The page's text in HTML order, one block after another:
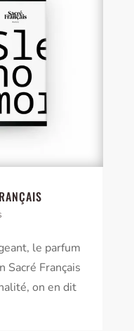
le parfum
Sacré Français
on en dit